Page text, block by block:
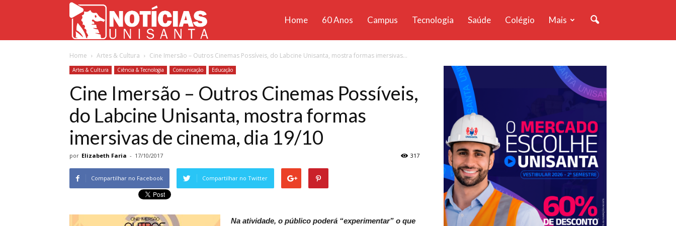
Unisanta
Home 60 Anos Campus Tecnologia Saúde Colégio Mais
Home Artes & Cultura Cine Imersão – Outros Cinemas Possíveis, do Labcine Unisanta, mostra formas imersivas...
Artes & Cultura Ciência & Tecnologia Comunicação Educação
Cine Imersão – Outros Cinemas Possíveis,
do Labcine Unisanta, mostra formas
imersivas de cinema, dia 19/10
por Elizabeth Faria - 17/10/2017 317
Compartilhar no Facebook Compartilhar no Twitter
Na atividade, o público poderá “experimentar” o que